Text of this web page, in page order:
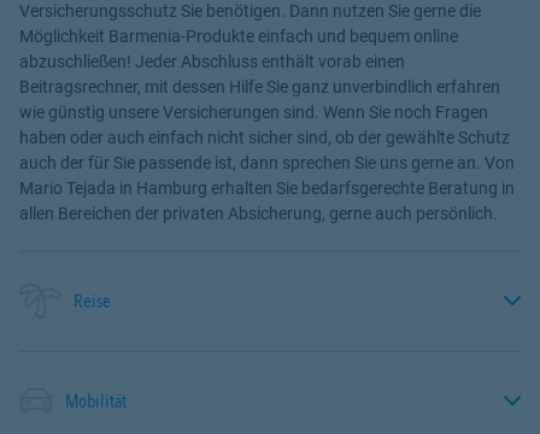
Versicherungsschutz Sie benötigen. Dann nutzen Sie gerne die
Möglichkeit Barmenia-Produkte einfach und bequem online
abzuschließen! Jeder Abschluss enthält vorab einen
Beitragsrechner, mit dessen Hilfe Sie ganz unverbindlich erfahren
wie günstig unsere Versicherungen sind. Wenn Sie noch Fragen
haben oder auch einfach nicht sicher sind, ob der gewählte Schutz
auch der für Sie passende ist, dann sprechen Sie uns gerne an. Von
Mario Tejada in Hamburg erhalten Sie bedarfsgerechte Beratung in
allen Bereichen der privaten Absicherung, gerne auch persönlich.
Reise
Mobilität